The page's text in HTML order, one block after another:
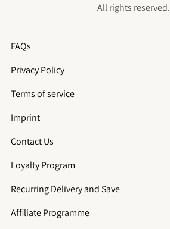
All rights reserved.
FAQs
Privacy Policy
Terms of service
Imprint
Contact Us
Loyalty Program
Recurring Delivery and Save
Affiliate Programme